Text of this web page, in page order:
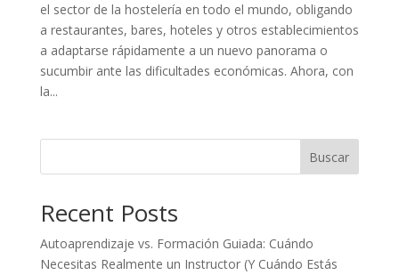
el sector de la hostelería en todo el mundo, obligando
a restaurantes, bares, hoteles y otros establecimientos
a adaptarse rápidamente a un nuevo panorama o
sucumbir ante las dificultades económicas. Ahora, con
la...
Buscar
Recent Posts
Autoaprendizaje vs. Formación Guiada: Cuándo
Necesitas Realmente un Instructor (Y Cuándo Estás